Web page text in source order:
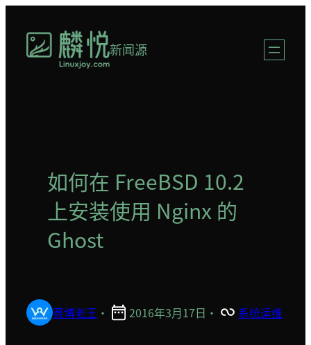
新闻源
如何在 FreeBSD 10.2
上安装使用 Nginx 的
Ghost
赛博老王 · 2016年3月17日 · 系统运维